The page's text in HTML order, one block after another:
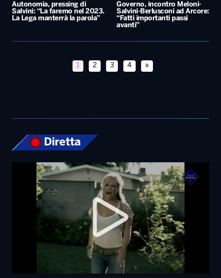
Autonomia, pressing di
Salvini: “La faremo nel 2023.
La Lega manterrà la parola”
Governo, incontro Meloni-
Salvini-Berlusconi ad Arcore:
“Fatti importanti passi
avanti”
1 2 3 4 »
Diretta